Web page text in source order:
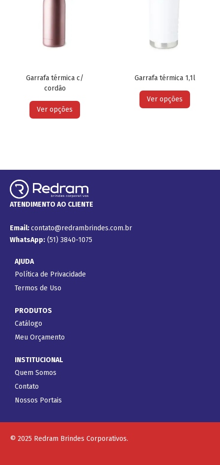
Garrafa térmica c/
cordão
Ver opções
Garrafa térmica 1,1l
Ver opções
ATENDIMENTO AO CLIENTE
Email:contato@redrambrindes.com.br
WhatsApp: (51) 3840-1075
AJUDA
Política de Privacidade
Termos de Uso
PRODUTOS
Catálogo
Meu Orçamento
INSTITUCIONAL
Quem Somos
Contato
Nossos Portais
© 2025 Redram Brindes Corporativos.